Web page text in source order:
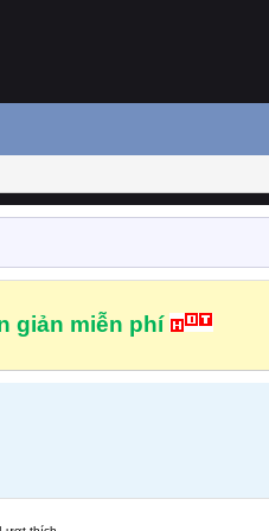
giản miễn phí